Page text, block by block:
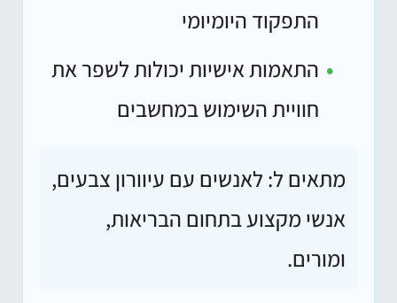
התפקוד היומיומי
התאמות אישיות יכולות לשפר את
חוויית השימוש במחשבים
מתאים ל: לאנשים עם עיוורון צבעים,
אנשי מקצוע בתחום הבריאות,
ומורים.